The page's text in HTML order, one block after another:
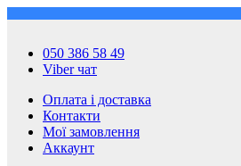
050 386 58 49
Viber чат
Оплата і доставка
Контакти
Мої замовлення
Аккаунт